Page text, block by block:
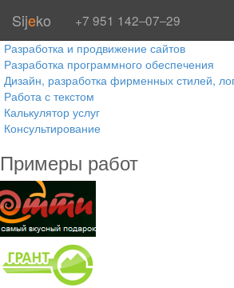
Sijeko +7 951 142‒07‒29
Разработка и продвижение сайтов
Разработка программного обеспечения
Дизайн, разработка фирменных стилей,
Работа с текстом
Калькулятор услуг
Консультирование
Примеры работ